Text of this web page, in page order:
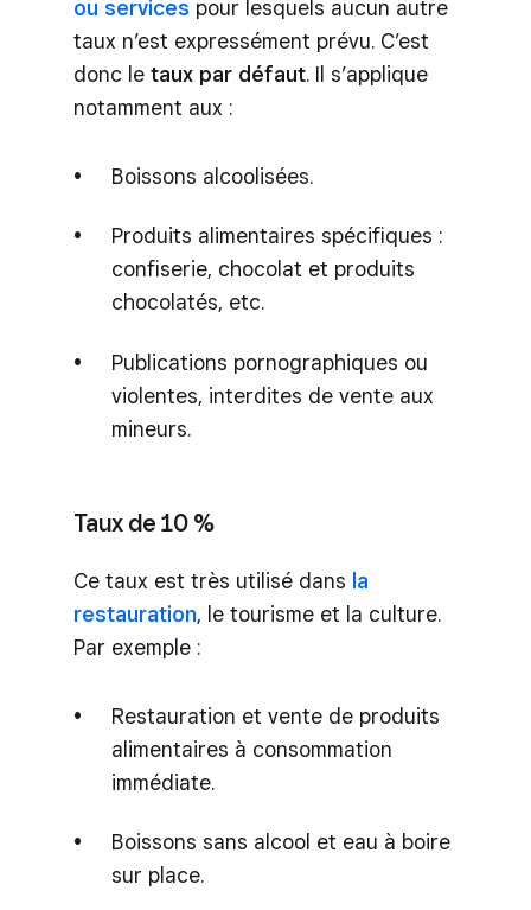
ou services pour lesquels aucun autre
taux n’est expressément prévu. C’est
donc le taux par défaut. Il s’applique
notamment aux :
Boissons alcoolisées.
Produits alimentaires spécifiques :
confiserie, chocolat et produits
chocolatés, etc.
Publications pornographiques ou
violentes, interdites de vente aux
mineurs.
Taux de 10 %
Ce taux est très utilisé dans la
restauration, le tourisme et la culture.
Par exemple :
Restauration et vente de produits
alimentaires à consommation
immédiate.
Boissons sans alcool et eau à boire
sur place.